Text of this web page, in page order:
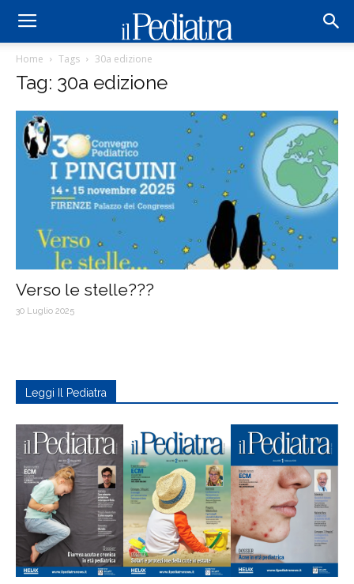
Home Tags 30a edizione
Tag: 30a edizione
Verso le stelle???
30 Luglio 2025
Leggi Il Pediatra